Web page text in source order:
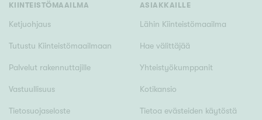
Rakennusvuosi
KIINTEISTÖMAAILMA
Ketjuohjaus
Tutustu Kiinteistömaailmaan
Palvelut rakennuttajille
Vastuullisuus
Tietosuojaseloste
ASIAKKAILLE
Lähin Kiinteistömaailma
Hae välittäjää
Yhteistyökumppanit
Kotikansio
Tietoa evästeiden käytöstä